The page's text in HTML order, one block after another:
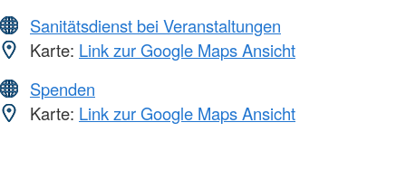
Sanitätsdienst bei Veranstaltungen
Karte: Link zur Google Maps Ansicht
Spenden
Karte: Link zur Google Maps Ansicht